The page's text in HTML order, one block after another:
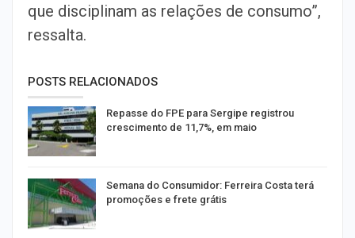
que disciplinam as relações de consumo”,
ressalta.
POSTS RELACIONADOS
Repasse do FPE para Sergipe registrou
crescimento de 11,7%, em maio
Semana do Consumidor: Ferreira Costa terá
promoções e frete grátis